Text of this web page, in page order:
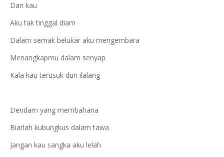
Dan kau
Aku tak tinggal diam
Dalam semak belukar aku mengembara
Menangkapmu dalam senyap
Kala kau terusuk duri ilalang
Dendam yang membahana
Biarlah kubungkus dalam tawa
Jangan kau sangka aku lelah